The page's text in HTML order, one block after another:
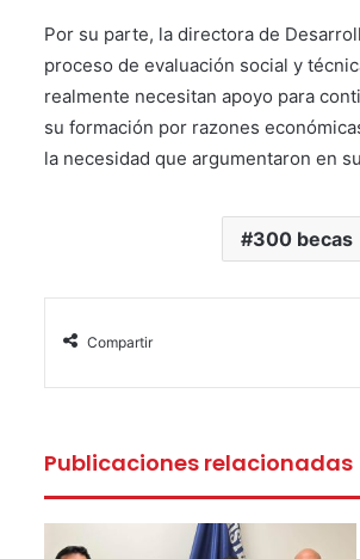
Por su parte, la directora de
proceso de evaluación social y
realmente necesitan apoyo para
su formación por razones
la necesidad que argumentaron en
300 becas
Compartir
Publicaciones relacionadas